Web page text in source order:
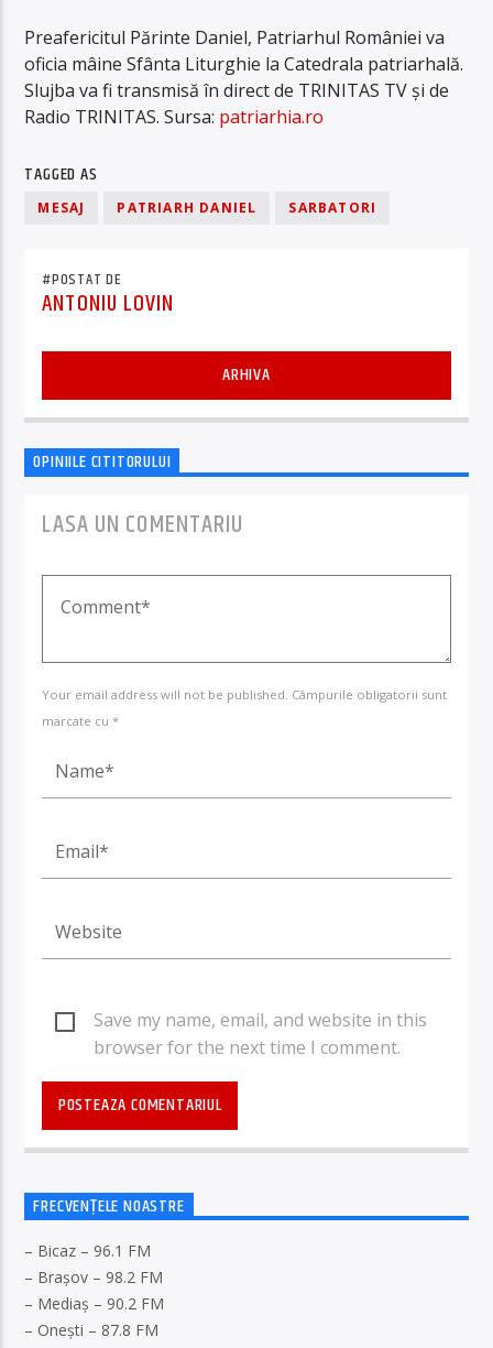
Preafericitul Părinte Daniel, Patriarhul României va
oficia mâine Sfânta Liturghie la Catedrala patriarhală.
Slujba va fi transmisă în direct de TRINITAS TV și de
Radio TRINITAS. Sursa: patriarhia.ro
TAGGED AS
MESAJ PATRIARH DANIEL SARBATORI
#POSTAT DE
ANTONIU LOVIN
ARHIVA
OPINIILE CITITORULUI
LASA UN COMENTARIU
Your email address will not be published. Câmpurile obligatorii sunt
marcate cu *
Save my name, email, and website in this
browser for the next time I comment.
FRECVENȚELE NOASTRE
– Bicaz – 96.1 FM
– Brașov – 98.2 FM
– Mediaș – 90.2 FM
– Onești – 87.8 FM